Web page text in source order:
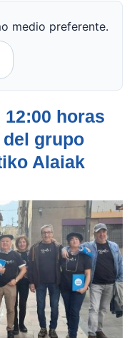
medio preferente.
horas
grupo
Alaiak